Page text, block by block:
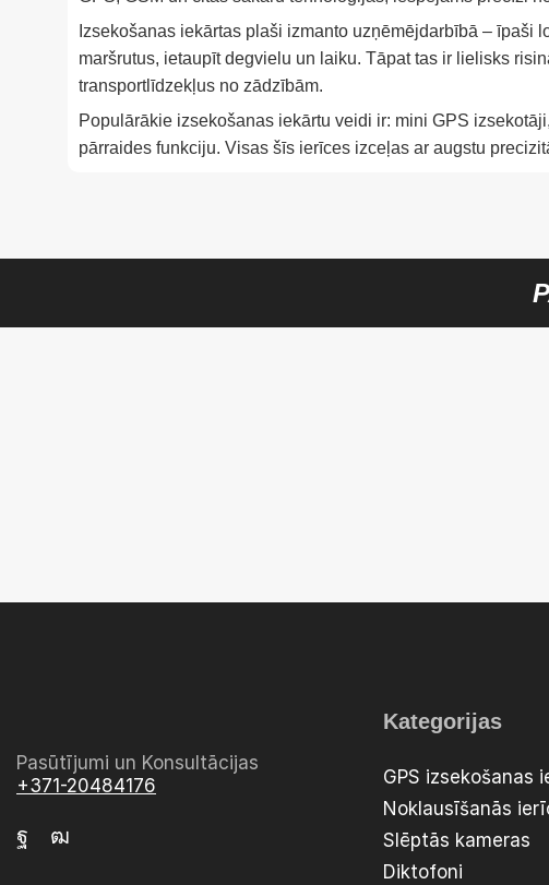
Izsekošanas iekārtas plaši izmanto uzņēmējdarbībā –
maršrutus, ietaupīt degvielu un laiku. Tāpat tas ir lielisks
transportlīdzekļus no zādzībām.
Populārākie izsekošanas iekārtu veidi ir: mini GPS
pārraides funkciju. Visas šīs ierīces izceļas ar augstu
Pasūtījumi un Konsultācijas
+371-20484176
Kategorijas
GPS izsekošanas
Noklausīšanās
Slēptās kameras
Diktofoni